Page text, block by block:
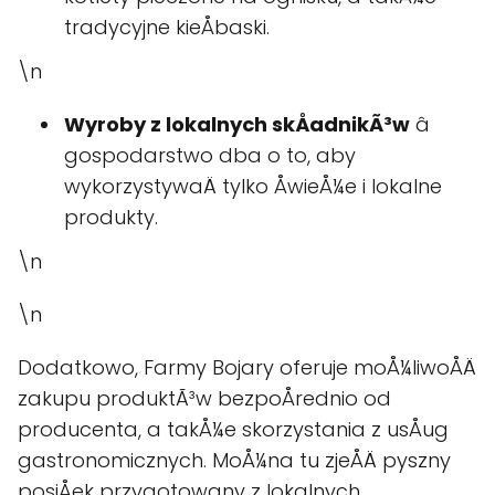
tradycyjne kieÅbaski.
\n
Wyroby z lokalnych skÅadnikÃ³w â
gospodarstwo dba o to, aby
wykorzystywaÄ tylko ÅwieÅ¼e i lokalne
produkty.
\n
\n
Dodatkowo, Farmy Bojary oferuje moÅ¼liwoÅÄ
zakupu produktÃ³w bezpoÅrednio od
producenta, a takÅ¼e skorzystania z usÅug
gastronomicznych. MoÅ¼na tu zjeÅÄ pyszny